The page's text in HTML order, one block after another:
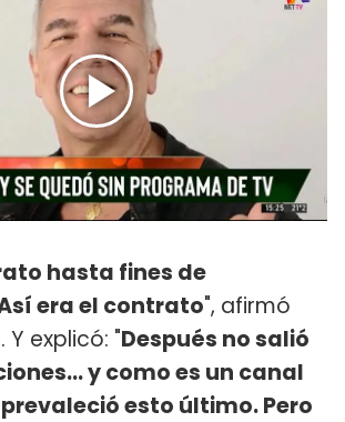
hasta fines de
era el contrato", afirmó
. Y explicó: "Después no salió
y como es un canal
esto último. Pero